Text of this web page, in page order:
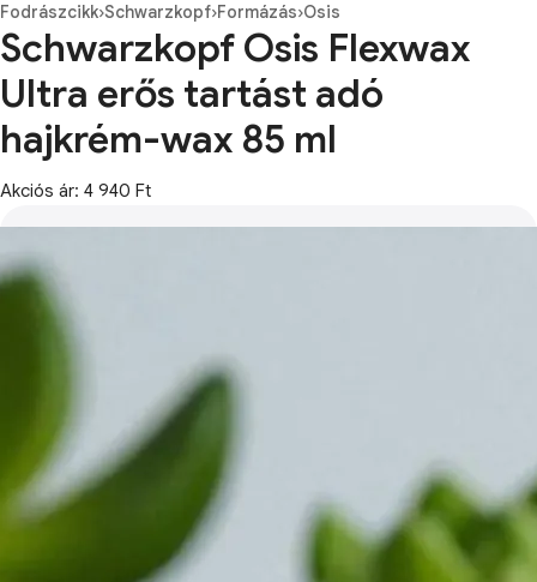
Fodrászcikk›Schwarzkopf›Formázás›Osis
Schwarzkopf Osis Flexwax
Ultra erős tartást adó
hajkrém-wax 85 ml
Akciós ár: 4 940 Ft